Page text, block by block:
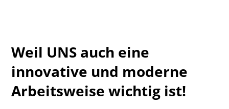
Weil UNS auch eine
innovative und moderne
Arbeitsweise wichtig ist!